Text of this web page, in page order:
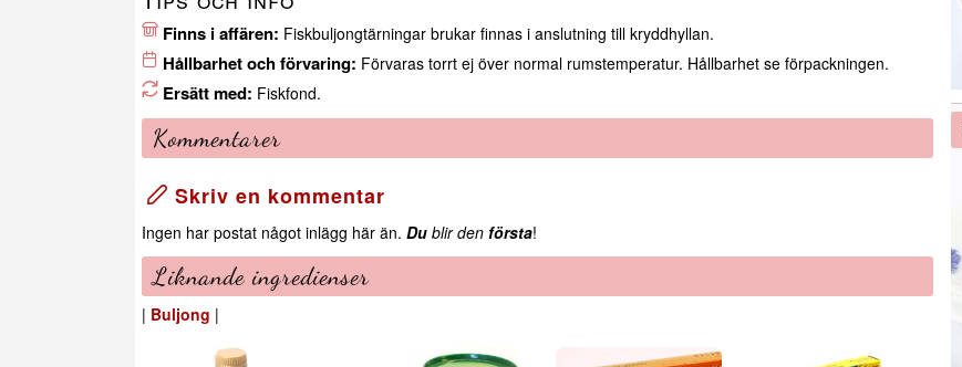
Finns i affären: Fiskbuljongtärningar brukar finnas i anslutning till kryddhyllan.
Hållbarhet och förvaring: Förvaras torrt ej över normal rumstemperatur. Hållbarhet se förpackningen.
Ersätt med: Fiskfond.
Kommentarer
Skriv en kommentar
Ingen har postat något inlägg här än. Du blir den första!
Liknande ingredienser
| Buljong |